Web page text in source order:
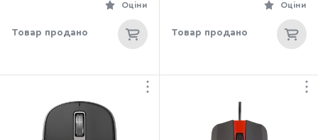
Оціни
Товар продано
Оціни
Товар продано